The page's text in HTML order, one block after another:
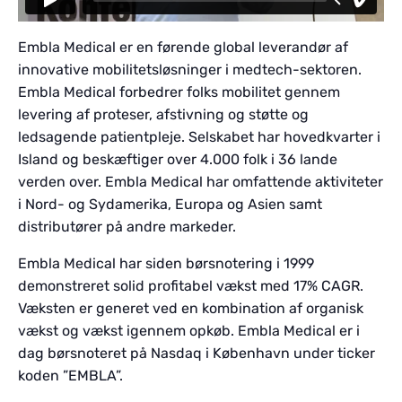
Embla Medical er en førende global leverandør af
innovative mobilitetsløsninger i medtech-sektoren.
Embla Medical forbedrer folks mobilitet gennem
levering af proteser, afstivning og støtte og
ledsagende patientpleje. Selskabet har hovedkvarter i
Island og beskæftiger over 4.000 folk i 36 lande
verden over. Embla Medical har omfattende aktiviteter
i Nord- og Sydamerika, Europa og Asien samt
distributører på andre markeder.
Embla Medical har siden børsnotering i 1999
demonstreret solid profitabel vækst med 17% CAGR.
Væksten er generet ved en kombination af organisk
vækst og vækst igennem opkøb. Embla Medical er i
dag børsnoteret på Nasdaq i København under ticker
koden ”EMBLA”.